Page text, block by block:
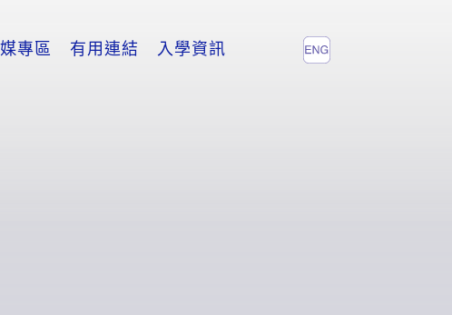
專區 有用連結 入學資訊